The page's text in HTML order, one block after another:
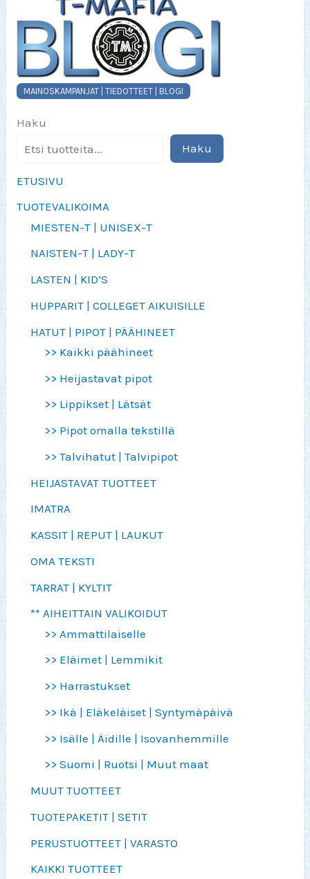
MAINOSKAMPANJAT | TIEDOTTEET | BLOGI
Haku
Haku
ETUSIVU
TUOTEVALIKOIMA
MIESTEN-T | UNISEX-T
NAISTEN-T | LADY-T
LASTEN | KID’S
HUPPARIT | COLLEGET AIKUISILLE
HATUT | PIPOT | PÄÄHINEET
>> Kaikki päähineet
>> Heijastavat pipot
>> Lippikset | Lätsät
>> Pipot omalla tekstillä
>> Talvihatut | Talvipipot
HEIJASTAVAT TUOTTEET
IMATRA
KASSIT | REPUT | LAUKUT
OMA TEKSTI
TARRAT | KYLTIT
** AIHEITTAIN VALIKOIDUT
>> Ammattilaiselle
>> Eläimet | Lemmikit
>> Harrastukset
>> Ikä | Eläkeläiset | Syntymäpäivä
>> Isälle | Äidille | Isovanhemmille
>> Suomi | Ruotsi | Muut maat
MUUT TUOTTEET
TUOTEPAKETIT | SETIT
PERUSTUOTTEET | VARASTO
KAIKKI TUOTTEET